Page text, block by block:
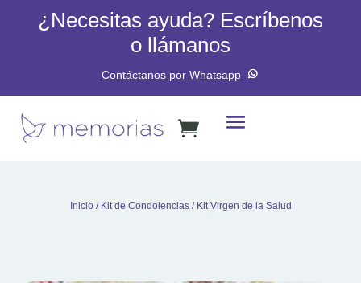
¿Necesitas ayuda? Escríbenos
o llámanos
Contáctanos por Whatsapp
Inicio/ Kit de Condolencias/ Kit Virgen de la Salud